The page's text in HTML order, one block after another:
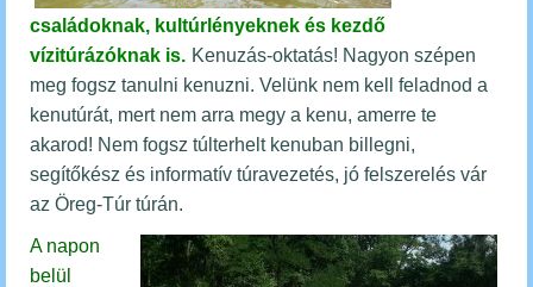
családoknak, kultúrlényeknek és kezdő
vízitúrázóknak is. Kenuzás-oktatás! Nagyon szépen
meg fogsz tanulni kenuzni. Velünk nem kell feladnod a
kenutúrát, mert nem arra megy a kenu, amerre te
akarod! Nem fogsz túlterhelt kenuban billegni,
segítőkész és informatív túravezetés, jó felszerelés vár
az Öreg-Túr túrán.
A napon
belül